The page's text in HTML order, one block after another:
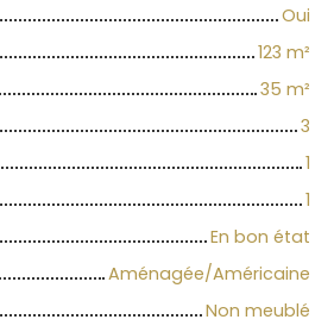
Oui
123 m²
35 m²
3
1
1
En bon état
Aménagée/Américaine
Non meublé